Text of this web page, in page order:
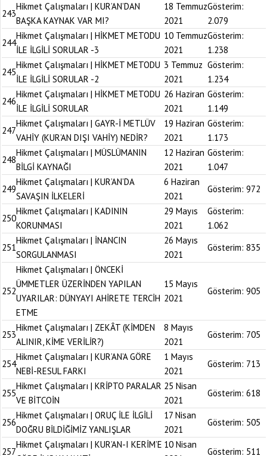
243
Hikmet Çalışmaları | KUR’AN’DAN
BAŞKA KAYNAK VAR MI?
18 Temmuz
2021
Gösterim:
2.079
244
Hikmet Çalışmaları | HİKMET METODU
İLE İLGİLİ SORULAR -3
10 Temmuz
2021
Gösterim:
1.238
245
Hikmet Çalışmaları | HİKMET METODU
İLE İLGİLİ SORULAR -2
3 Temmuz
2021
Gösterim:
1.234
246
Hikmet Çalışmaları | HİKMET METODU
İLE İLGİLİ SORULAR
26 Haziran
2021
Gösterim:
1.149
247
Hikmet Çalışmaları | GAYR-İ METLÜV
VAHİY (KUR’AN DIŞI VAHİY) NEDİR?
19 Haziran
2021
Gösterim:
1.173
248
Hikmet Çalışmaları | MÜSLÜMANIN
BİLGİ KAYNAĞI
12 Haziran
2021
Gösterim:
1.047
249
Hikmet Çalışmaları | KUR’AN’DA
SAVAŞIN İLKELERİ
6 Haziran
2021
Gösterim: 972
250
Hikmet Çalışmaları | KADININ
KORUNMASI
29 Mayıs
2021
Gösterim:
1.062
251
Hikmet Çalışmaları | İNANCIN
SORGULANMASI
26 Mayıs
2021
Gösterim: 835
252
Hikmet Çalışmaları | ÖNCEKİ
ÜMMETLER ÜZERİNDEN YAPILAN
UYARILAR: DÜNYAYI AHİRETE TERCİH
ETME
15 Mayıs
2021
Gösterim: 905
253
Hikmet Çalışmaları | ZEKÂT (KİMDEN
ALINIR, KİME VERİLİR?)
8 Mayıs
2021
Gösterim: 705
254
Hikmet Çalışmaları | KUR’AN’A GÖRE
NEBİ-RESUL FARKI
1 Mayıs
2021
Gösterim: 713
255
Hikmet Çalışmaları | KRİPTO PARALAR
VE BİTCOİN
25 Nisan
2021
Gösterim: 618
256
Hikmet Çalışmaları | ORUÇ İLE İLGİLİ
DOĞRU BİLDİĞİMİZ YANLIŞLAR
17 Nisan
2021
Gösterim: 505
257
Hikmet Çalışmaları | KUR’AN-I KERİM’E 10 Nisan
Gösterim: 511